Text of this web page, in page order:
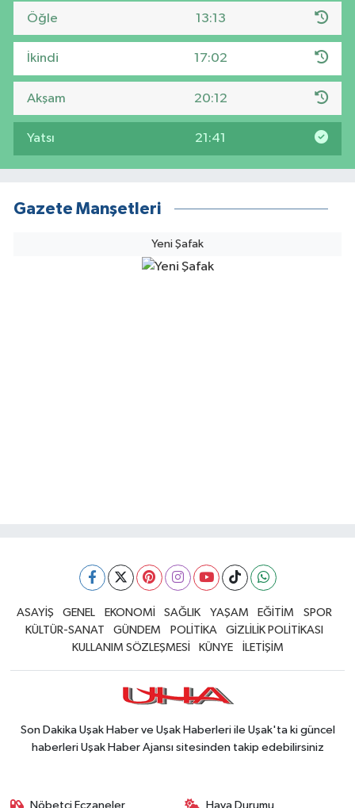
Öğle 13:13
İkindi 17:02
Akşam 20:12
Yatsı 21:41
Gazete Manşetleri
Yeni Şafak
ASAYİŞ GENEL EKONOMİ SAĞLIK YAŞAM EĞİTİM
SPOR
KÜLTÜR-SANAT
GÜNDEM POLİTİKA
GİZLİLİK POLİTİKASI
KULLANIM SÖZLEŞMESİ
KÜNYE İLETİŞİM
Son Dakika Uşak Haber ve Uşak Haberleri ile Uşak'ta ki güncel
haberleri Uşak Haber Ajansı sitesinden takip edebilirsiniz
Nöbetçi Eczaneler Hava Durumu